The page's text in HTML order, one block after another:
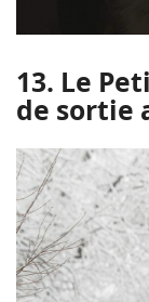
13. Le
de sortie